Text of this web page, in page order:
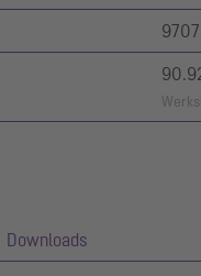
Downloads